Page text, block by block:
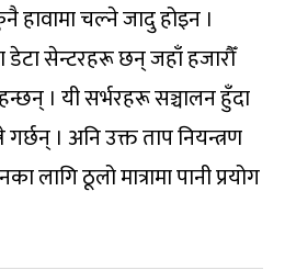
हावामा चल्ने जादु होइन ।
सेन्टरहरू छन् जहाँ हजारौँ
। यी सर्भरहरू सञ्चालन हुँदा
। अनि उक्त ताप नियन्त्रण
लागि ठूलो मात्रामा पानी प्रयोग